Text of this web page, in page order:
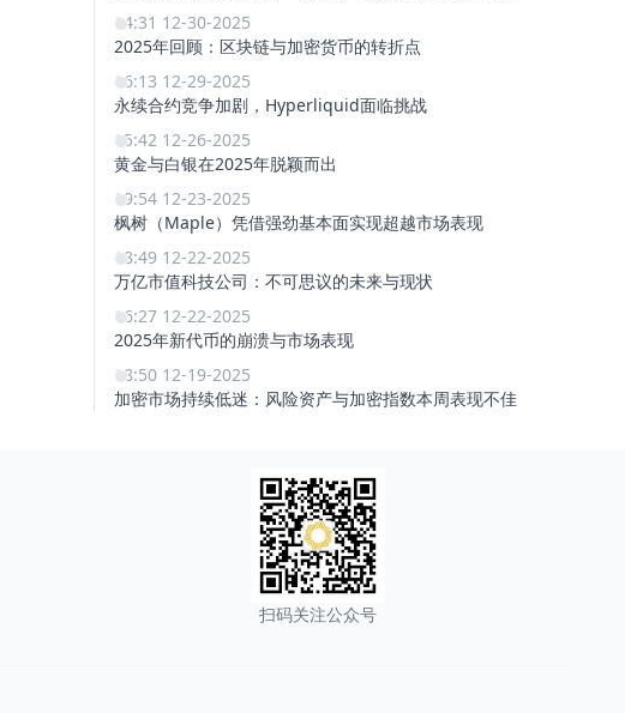
14:31 12-30-2025
2025年回顾：区块链与加密货币的转折点
16:13 12-29-2025
永续合约竞争加剧，Hyperliquid面临挑战
15:42 12-26-2025
黄金与白银在2025年脱颖而出
19:54 12-23-2025
枫树（Maple）凭借强劲基本面实现超越市场表现
18:49 12-22-2025
万亿市值科技公司：不可思议的未来与现状
16:27 12-22-2025
2025年新代币的崩溃与市场表现
18:50 12-19-2025
加密市场持续低迷：风险资产与加密指数本周表现不佳
扫码关注公众号